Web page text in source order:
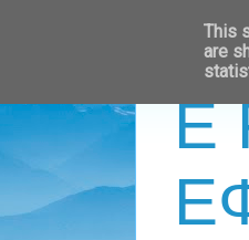
E
This
are